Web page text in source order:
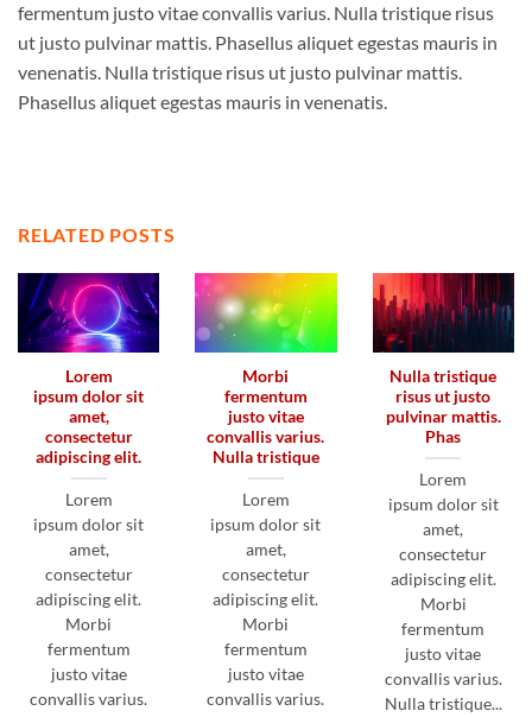
fermentum justo vitae convallis varius. Nulla tristique risus
ut justo pulvinar mattis. Phasellus aliquet egestas mauris in
venenatis. Nulla tristique risus ut justo pulvinar mattis.
Phasellus aliquet egestas mauris in venenatis.
RELATED POSTS
Lorem
ipsum dolor sit
amet,
consectetur
adipiscing elit.
Lorem
ipsum dolor sit
amet,
consectetur
adipiscing elit.
Morbi
fermentum
justo vitae
convallis varius.
Morbi
fermentum
justo vitae
convallis varius.
Nulla tristique
Lorem
ipsum dolor sit
amet,
consectetur
adipiscing elit.
Morbi
fermentum
justo vitae
convallis varius.
Nulla tristique
risus ut justo
pulvinar mattis.
Phas
Lorem
ipsum dolor sit
amet,
consectetur
adipiscing elit.
Morbi
fermentum
justo vitae
convallis varius.
Nulla tristique...